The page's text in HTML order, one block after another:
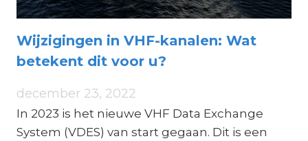
Wijzigingen in VHF-kanalen: Wat
betekent dit voor u?
december 23, 2022
In 2023 is het nieuwe VHF Data Exchange
System (VDES) van start gegaan. Dit is een